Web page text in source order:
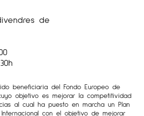
de
beneficiaria del Fondo Europeo de
objetivo es mejorar la competitividad
al cual ha puesto en marcha un Plan
con el objetivo de mejorar